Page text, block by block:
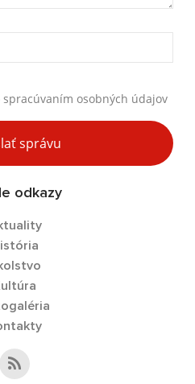
spracúvaním osobných údajov
správu
odkazy